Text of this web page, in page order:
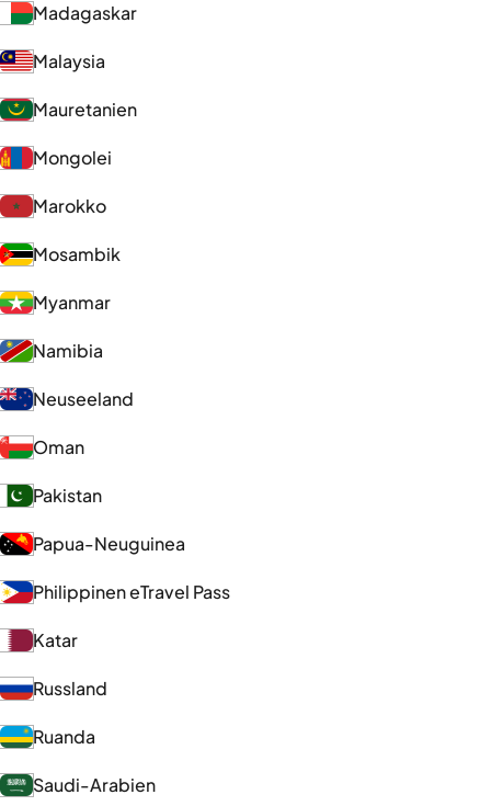
Madagaskar
Malaysia
Mauretanien
Mongolei
Marokko
Mosambik
Myanmar
Namibia
Neuseeland
Oman
Pakistan
Papua-Neuguinea
Philippinen eTravel Pass
Katar
Russland
Ruanda
Saudi-Arabien